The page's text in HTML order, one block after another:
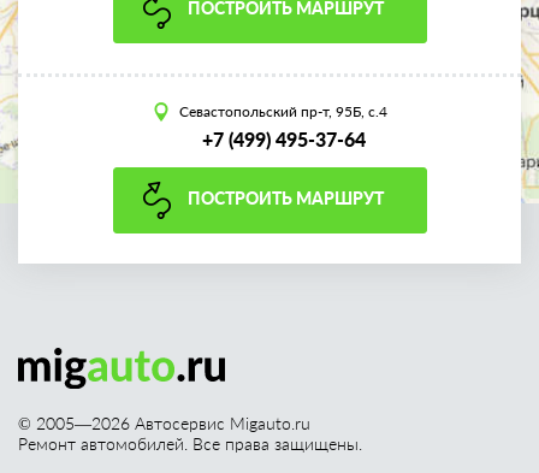
ПОСТРОИТЬ МАРШРУТ
Севастопольский пр-т, 95Б, с.4
+7 (499) 495-37-64
ПОСТРОИТЬ МАРШРУТ
© 2005—2026 Автосервис Migauto.ru
Ремонт автомобилей. Все права защищены.